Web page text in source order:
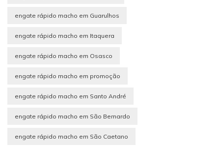
engate rápido macho em Guarulhos
engate rápido macho em Itaquera
engate rápido macho em Osasco
engate rápido macho em promoção
engate rápido macho em Santo André
engate rápido macho em São Bernardo
engate rápido macho em São Caetano